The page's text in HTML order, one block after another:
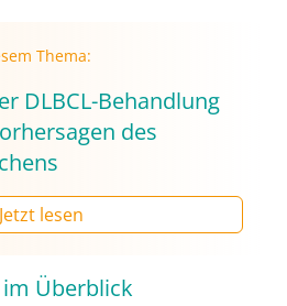
Thema:
DLBCL-Behandlung
des
Jetzt lesen
Überblick